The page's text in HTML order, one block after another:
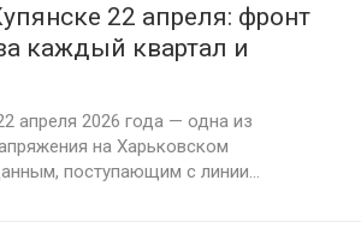
22 апреля: фронт
каждый квартал и
ВСУ, Купянское
сегодня
апреля 2026 года — одна из
на Харьковском
поступающим с линии...